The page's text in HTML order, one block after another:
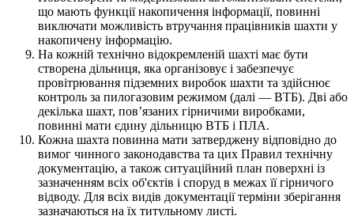
що мають функції накопичення інформації, повинні
виключати можливість втручання працівників шахти у
накопичену інформацію.
На кожній технічно відокремленій шахті має бути
створена дільниця, яка організовує і забезпечує
провітрювання підземних виробок шахти та здійснює
контроль за пилогазовим режимом (далі — ВТБ). Дві або
декілька шахт, пов’язаних гірничими виробками,
повинні мати єдину дільницю ВТБ і ПЛА.
Кожна шахта повинна мати затверджену відповідно до
вимог чинного законодавства та цих Правил технічну
документацію, а також ситуаційний план поверхні із
зазначенням всіх об'єктів і споруд в межах її гірничого
відводу. Для всіх видів документації терміни зберігання
зазначаються на їх титульному листі.